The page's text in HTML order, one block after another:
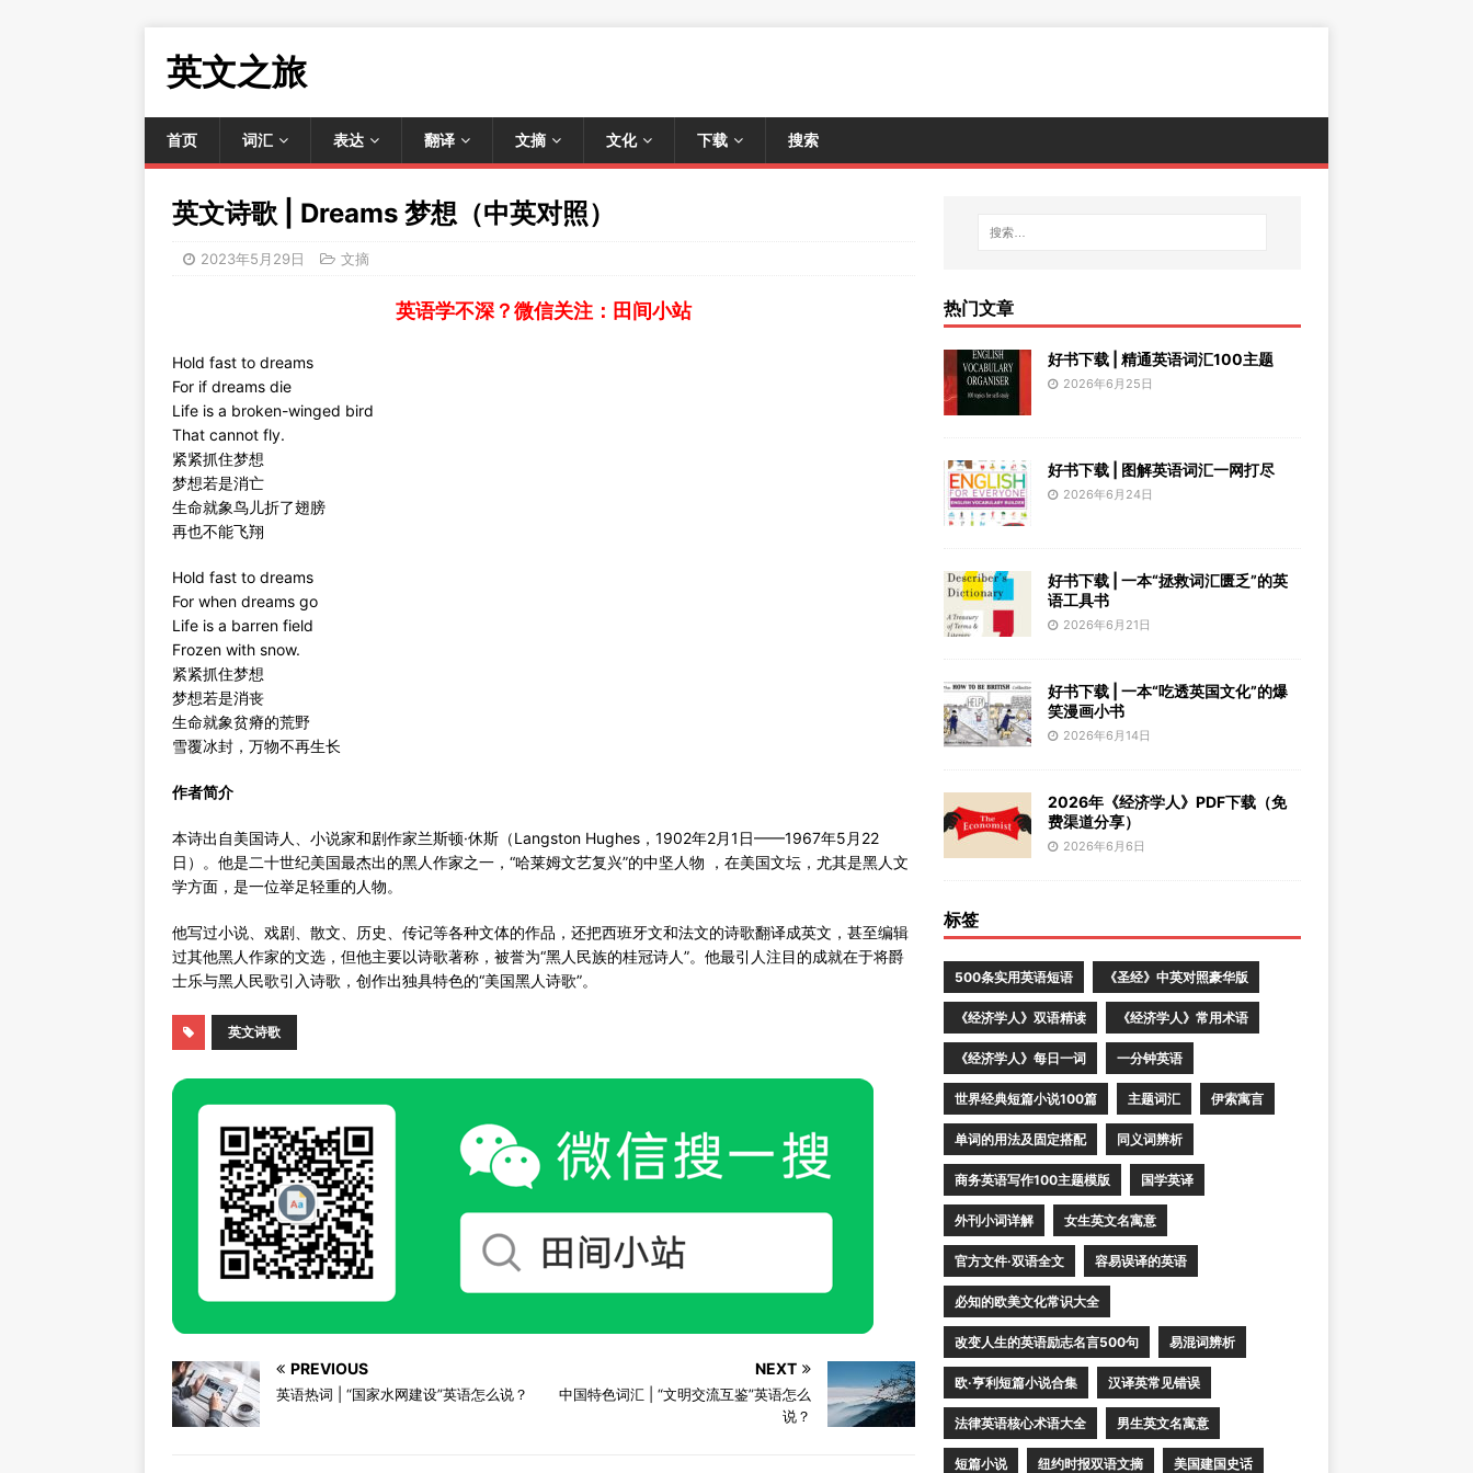
英文之旅
首页 词汇 表达 翻译 文摘 文化 下载 搜索
英文诗歌 | Dreams 梦想（中英对照）
2023年5月29日 文摘
英语学不深？微信关注：田间小站
Hold fast to dreams
For if dreams die
Life is a broken-winged bird
That cannot fly.
紧紧抓住梦想
梦想若是消亡
生命就象鸟儿折了翅膀
再也不能飞翔
Hold fast to dreams
For when dreams go
Life is a barren field
Frozen with snow.
紧紧抓住梦想
梦想若是消丧
生命就象贫瘠的荒野
雪覆冰封，万物不再生长
作者简介
本诗出自美国诗人、小说家和剧作家兰斯顿·休斯（Langston Hughes，1902年2月1日——1967年5月22
日）。他是二十世纪美国最杰出的黑人作家之一，“哈莱姆文艺复兴”的中坚人物 ，在美国文坛，尤其是黑人文
学方面，是一位举足轻重的人物。
他写过小说、戏剧、散文、历史、传记等各种文体的作品，还把西班牙文和法文的诗歌翻译成英文，甚至编辑
过其他黑人作家的文选，但他主要以诗歌著称，被誉为“黑人民族的桂冠诗人”。他最引人注目的成就在于将爵
士乐与黑人民歌引入诗歌，创作出独具特色的“美国黑人诗歌”。
英文诗歌
PREVIOUS
英语热词 | “国家水网建设”英语怎么说？
NEXT
中国特色词汇 | “文明交流互鉴”英语怎么
说？
热门文章
好书下载 | 精通英语词汇100主题
2026年6月25日
好书下载 | 图解英语词汇一网打尽
2026年6月24日
好书下载 | 一本“拯救词汇匮乏”的英
语工具书
2026年6月21日
好书下载 | 一本“吃透英国文化”的爆
笑漫画小书
2026年6月14日
2026年《经济学人》PDF下载（免
费渠道分享）
2026年6月6日
标签
500条实用英语短语 《圣经》中英对照豪华版
《经济学人》双语精读 《经济学人》常用术语
《经济学人》每日一词 一分钟英语
世界经典短篇小说100篇 主题词汇 伊索寓言
单词的用法及固定搭配 同义词辨析
商务英语写作100主题模版 国学英译
外刊小词详解 女生英文名寓意
官方文件·双语全文 容易误译的英语
必知的欧美文化常识大全
改变人生的英语励志名言500句 易混词辨析
欧·亨利短篇小说合集 汉译英常见错误
法律英语核心术语大全 男生英文名寓意
短篇小说 纽约时报双语文摘 美国建国史话